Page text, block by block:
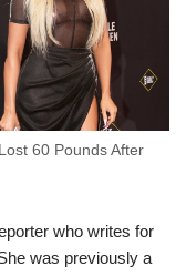
60 Pounds After
who writes for
was previously a